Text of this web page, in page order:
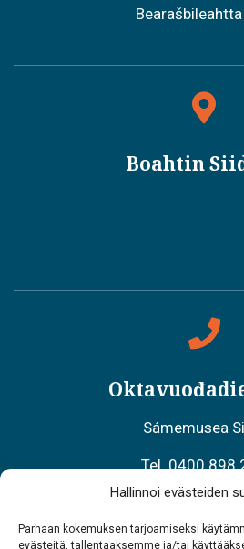
Hallinnoi evästeiden
Parhaan kokemuksen tarjoamiseksi
evästeitä, tallentaaksemme ja/tai
Boahtin
Sámemusea
Tel. 0400 898
Meahciráđđehusa
Tel. 0206 39